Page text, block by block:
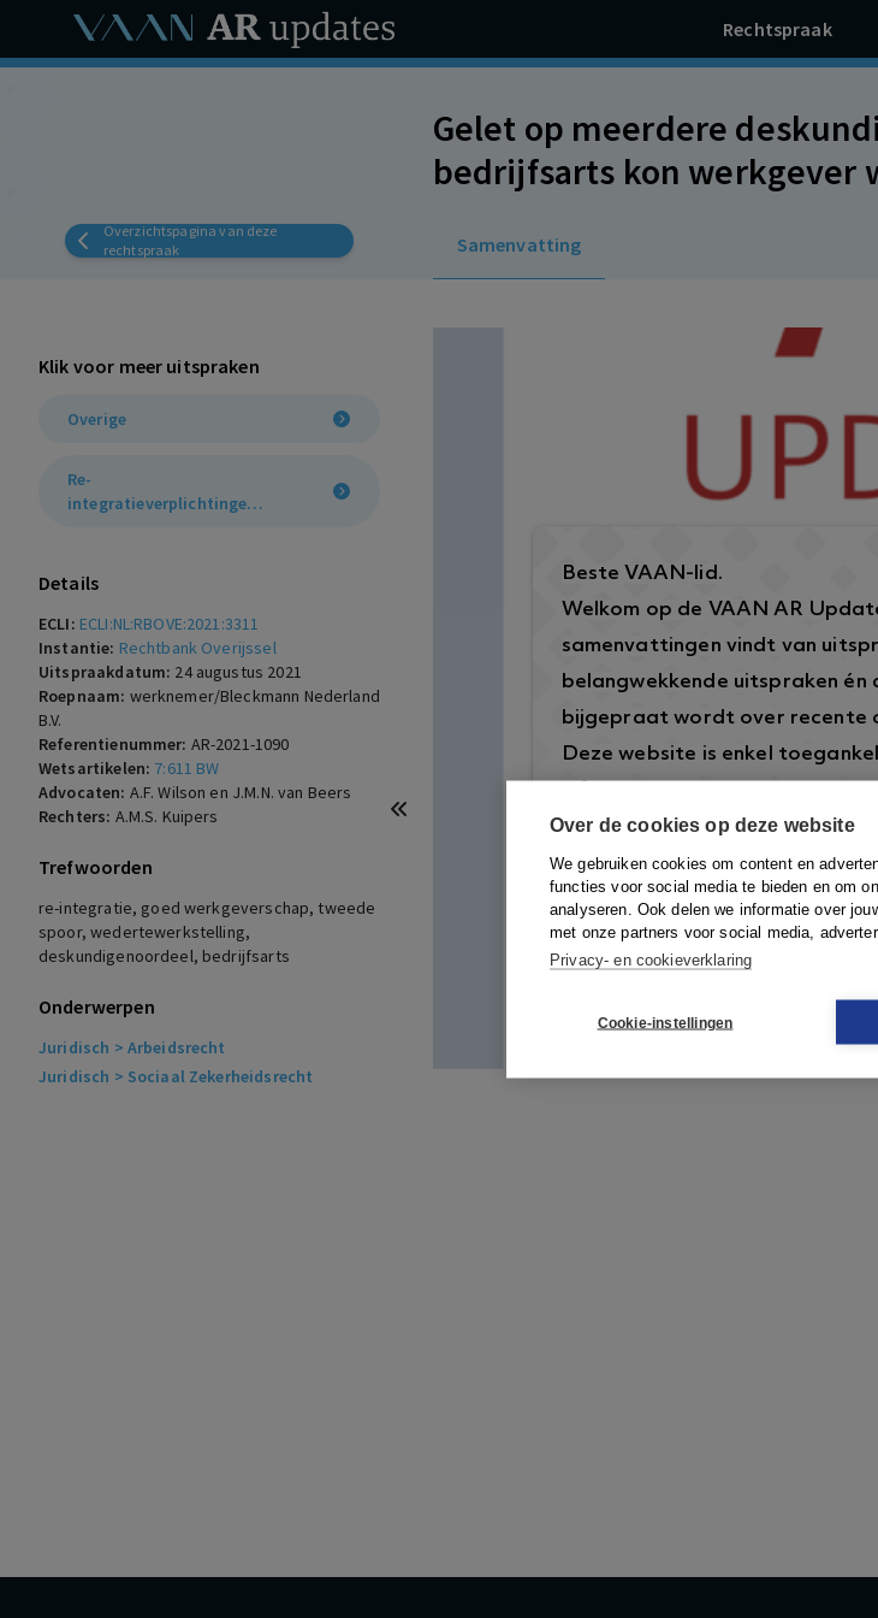
Over de cookies op deze website
We gebruiken cookies om content en
functies voor social media te bieden en om
analyseren. Ook delen we informatie over
met onze partners voor social media,
Privacy- en cookieverklaring
Cookie-instellingen
Rechtspraak
Overzichtspagina van deze
rechtspraak
Gelet op meerdere
bedrijfsarts kon werkgever
tweede spoor.
Samenvatting
Klik voor meer uitspraken
Overige
Re-
integratieverplichtingen
Details
ECLI: ECLI:NL:RBOVE:2021:3311
Instantie: Rechtbank Overijssel
Uitspraakdatum: 24 augustus 2021
Roepnaam: werknemer/Bleckmann Nederland
B.V.
Referentienummer: AR-2021-1090
Wetsartikelen: 7:611 BW
Advocaten: A.F. Wilson en J.M.N. van Beers
Rechters: A.M.S. Kuipers
Trefwoorden
re-integratie, goed werkgeverschap, tweede
spoor, wedertewerkstelling,
deskundigenoordeel, bedrijfsarts
Onderwerpen
Juridisch > Arbeidsrecht
Juridisch > Sociaal Zekerheidsrecht
Beste VAAN-lid.
Welkom op de VAAN AR
samenvattingen vindt van
belangwekkende uitspraken
bijgepraat wordt over recente
Deze website is enkel
arbeidsrecht.nl/.
Om in te loggen klikt u
VAAN-account in te loggen om